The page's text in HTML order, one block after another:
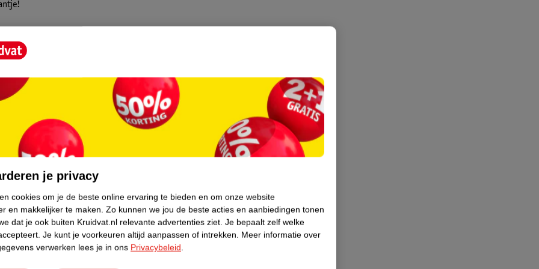
matras van het ledikantje worden
het bedje een nog gezelligere
temperatuur van 40 graden. Ook mag het
je privacy
cookies om je de beste online ervaring te bieden en om onze website
en makkelijker te maken. Zo kunnen we jou de beste acties en aanbiedingen tonen
dat je ook buiten Kruidvat.nl relevante advertenties ziet. Je bepaalt zelf welke
Je kunt je voorkeuren altijd aanpassen of intrekken. Meer informatie over
verwerken lees je in ons Privacybeleid.